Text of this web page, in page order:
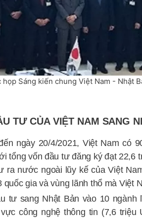
họp Sáng kiến chung Việt Nam - Nhật
TƯ CỦA VIỆT NAM SANG
ngày 20/4/2021, Việt Nam có
tổng vốn đầu tư đăng ký đạt 22,6
ra nước ngoài lũy kế của Việt
quốc gia và vùng lãnh thổ mà Việt
tư sang Nhật Bản vào 10 ngành
công nghệ thông tin (7,6 triệu